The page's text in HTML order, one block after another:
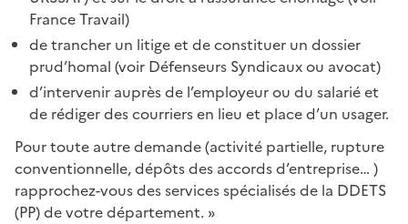
France Travail)
de trancher un litige et de constituer un dossier
prud’homal (voir Défenseurs Syndicaux ou avocat)
d’intervenir auprès de l’employeur ou du salarié et
de rédiger des courriers en lieu et place d’un usager.
Pour toute autre demande (activité partielle, rupture
conventionnelle, dépôts des accords d’entreprise… )
rapprochez-vous des services spécialisés de la DDETS
(PP) de votre département. »